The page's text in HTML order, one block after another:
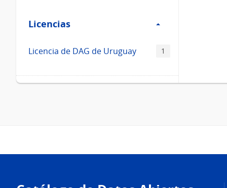
Licencias
Licencias
Licencia de DAG de Uruguay 1